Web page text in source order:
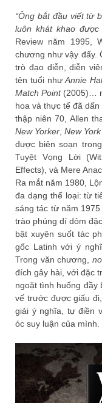
“Ông bắt đầu viết từ
luôn khát khao
Review năm 1995,
chương như vậy đấy.
trò đạo diễn, diễn
tên tuổi nhưAnnie
Match Point(2005)…
hoa và thực tế đã
thập niên 70, Allen
New Yorker New
được biên soạn
Tuyệt Vọng Lời
Effects), và Mere
Ra mắt năm 1980,
đa dạng thể loại: từ
sáng tác từ năm
trào phúng dí dỏm
bật xuyên suốt tác
gốc Latinh với ý
Trong văn chương,
đích gây hài, với đặc
ngoặt tình huống đầy
vế trước được giấu
giải ý nghĩa, tự điền
óc suy luận của mình.